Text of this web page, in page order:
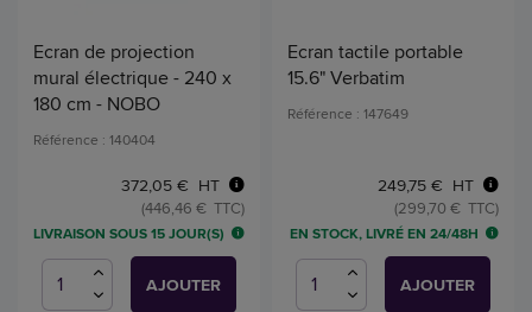
Ecran de projection
mural électrique - 240 x
180 cm - NOBO
Référence : 140404
372,05 € HT
(446,46 € TTC)
LIVRAISON SOUS 15 JOUR(S)
AJOUTER
Ecran tactile portable
15.6" Verbatim
Référence : 147649
249,75 € HT
(299,70 € TTC)
EN STOCK, LIVRÉ EN 24/48H
AJOUTER